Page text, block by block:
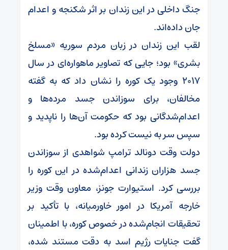
جنگ داخلی در این زندان بر اثر شکنجه و اعدام
جان داده‌اند.
لقب این زندان در زبان مردم سوریه «مسلخ
بشری» بود؛ جایی که تصاویر ماهواره‌ای در سال
۲۰۱۷ وجود یک کوره را نشان داد که به گفته
مخالفان، برای سوزاندن جسد مرده‌ها و
اعدام‌شدگانی بود که حکومت آن‌ها را ناپدید و
سپس سر به نیست کرده بود.
دولت وقت دونالد ترامپ شواهدی از سوزاندن
جسد هزاران زندانی اعدام‌شده در این کوره را
بررسی کرد. استیوارت جونز، معاون وقت وزیر
خارجه آمریکا در امور خاورمیانه، با تأکید بر
تحقیقات انجام‌شده در خصوص کوره، با اطمینان
گفت جنایات رژیم اسد به دقت مستند شده،